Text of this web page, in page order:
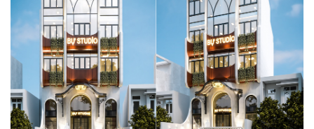
THIẾT
THI
XÂY
DỰNG